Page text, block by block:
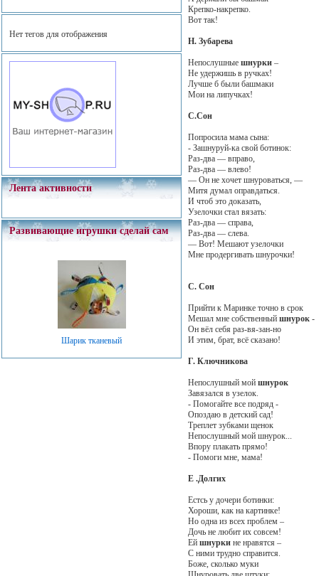
Нет тегов для отображения
Лента активности
Развивающие игрушки сделай сам
Шарик тканевый
Крепко-накрепко.
Вот так!
Н. Зубарева
Непослушные шнурки–
Не удержишь в ручках!
Лучше б были башмаки
Мои на липучках!
С.Сон
Попросила мама сына:
- Зашнуруй-ка свой ботинок:
Раз-два — вправо,
Раз-два — влево!
— Он не хочет шнуроваться, —
Митя думал оправдаться.
И чтоб это доказать,
Узелочки стал вязать:
Раз-два — справа,
Раз-два — слева.
— Вот! Мешают узелочки
Мне продергивать шнурочки!
С. Сон
Прийти к Маринке точно в срок
Мешал мне собственный шнурок-
Он вёл себя раз-вя-зан-но
И этим, брат, всё сказано!
Г. Ключникова
Непослушный мой шнурок
Завязался в узелок.
- Помогайте все подряд -
Опоздаю в детский сад!
Треплет зубками щенок
Непослушный мой шнурок...
Впору плакать прямо!
- Помоги мне, мама!
Е .Долгих
Естсь у дочери ботинки:
Хороши, как на картинке!
Но одна из всех проблем –
Дочь не любит их совсем!
Ей шнуркине нравятся –
С ними трудно справится.
Боже, сколько муки